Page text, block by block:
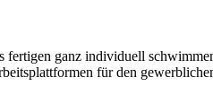
fertigen ganz individuell
für den